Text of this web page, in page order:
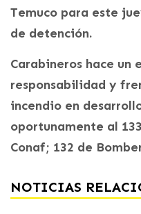
Temuco para este
de detención.
Carabineros hace un
responsabilidad y
incendio en
oportunamente al
Conaf; 132 de
NOTICIAS